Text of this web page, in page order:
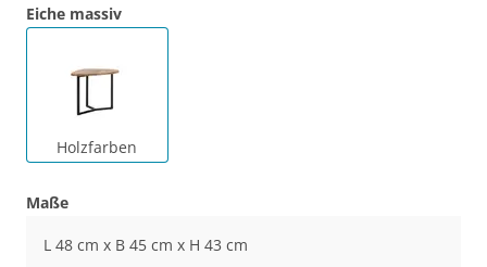
Eiche massiv
Holzfarben
Maße
L 48 cm x B 45 cm x H 43 cm